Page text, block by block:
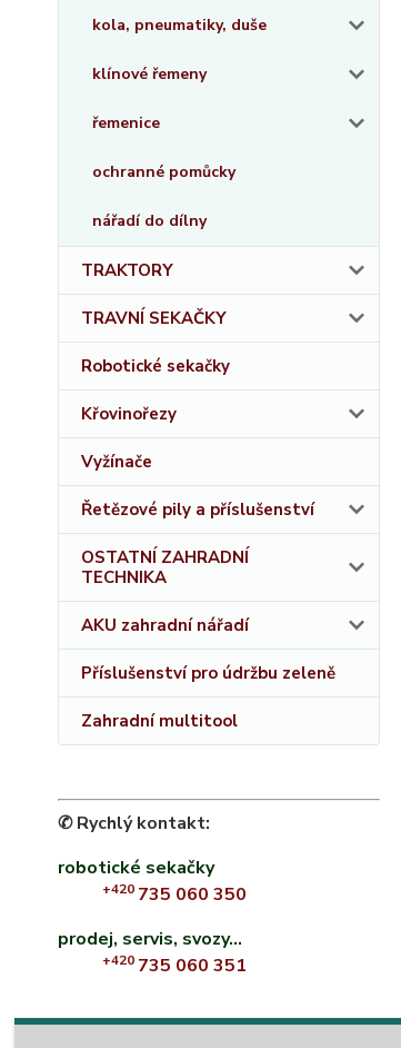
kola, pneumatiky, duše
klínové řemeny
řemenice
ochranné pomůcky
nářadí do dílny
TRAKTORY
TRAVNÍ SEKAČKY
Robotické sekačky
Křovinořezy
Vyžínače
Řetězové pily a příslušenství
OSTATNÍ ZAHRADNÍ
TECHNIKA
AKU zahradní nářadí
Příslušenství pro údržbu zeleně
Zahradní multitool
✆ Rychlý kontakt:
robotické sekačky
+420 735 060 350
prodej, servis, svozy...
+420 735 060 351